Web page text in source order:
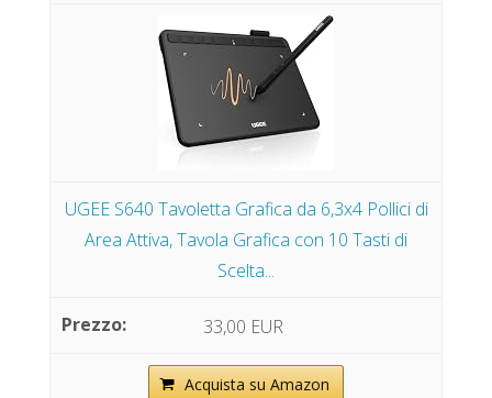
UGEE S640 Tavoletta Grafica da 6,3x4 Pollici di
Area Attiva, Tavola Grafica con 10 Tasti di
Scelta...
33,00 EUR
Acquista su Amazon